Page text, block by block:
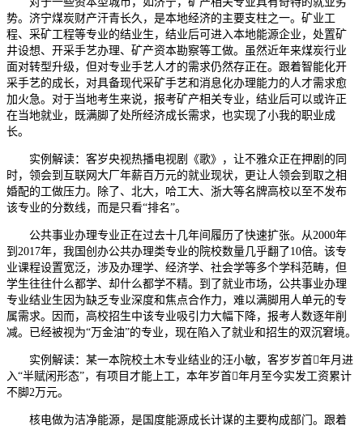
势。济宁煤炭财产汗青长久，是本地经济的主要支柱之一。矿业工
程、采矿工程等专业的结业生，结业后可进入本地能源企业，处置矿
井设想、开采手艺办理、矿产资本勘察等工做。虽然近年来煤炭行业
面对转型升级，但对专业手艺人才的需求仍然存正在。跟着智能化开
采手艺的成长，对具备现代采矿手艺和消息化办理能力的人才需求愈
加火急。对于当地考生来说，报考矿产相关专业，结业后可以或许正
在当地就业，既满脚了处所经济成长需求，也实现了小我的职业成
长。
实例解读：客岁央视热播电视剧《歌》，让不雅众正在押剧的同
时，领会到互联网大厂年薪百万元的就业现状，更让人领会到取之相
婚配的工做压力。除了、北大，哈工大、浙大等名牌高校以至不发布
该专业的分数线，而是只看“排名”。
公共事业办理专业正在过去十几年间履历了快速扩张。从2000年
到2017年，我国创办公共办理类专业的院校数量几乎翻了10倍。该专
业课程设置宽泛，涉及办理学、经济学、社会学等多个学科范畴，但
学生往往什么都学、却什么都学不精。到了就业市场，公共事业办理
专业结业生因为缺乏专业深度和焦点合作力，难以满脚用人单元的专
属需求。因而，高校招生中该专业吸引力大幅下降，报考人数逐年削
减。已经被视为“万金油”的专业，现在陷入了就业和招生的双沉窘境。
实例解读：某一本院校土木专业结业的汪小敏，客岁岁首年月进
入“半赋闲形态”，有项目才能上工，本年岁首年月至今实发工资累计
不脚2万元。
核电做为洁净能源，是国度能源成长计谋的主要构成部门。跟着